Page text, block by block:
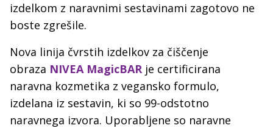
izdelkom z naravnimi sestavinami zagotovo ne
boste zgrešile.
Nova linija čvrstih izdelkov za čiščenje
obraza NIVEA MagicBARje certificirana
naravna kozmetika z vegansko formulo,
izdelana iz sestavin, ki so 99-odstotno
naravnega izvora. Uporabljene so naravne